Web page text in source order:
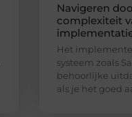
Navigeren
complexiteit
Het
systeem zoals
behoorlijke
als je het goed